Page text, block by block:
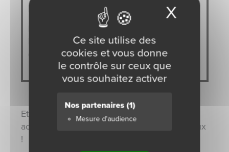
plus de 20 ans.
Il occupe le poste de Directeur des Achats
Pièces et supervise l’approvisionnement
de tous les stocks pièces du Groupe.
Et pour rester au courant de toutes nos
actualités, suivez-nous sur les réseaux sociaux
!
Ce site utilise des
cookies et vous donne
le contrôle sur ceux que
vous souhaitez activer
Nos partenaires(1)
Mesure d'audience
X